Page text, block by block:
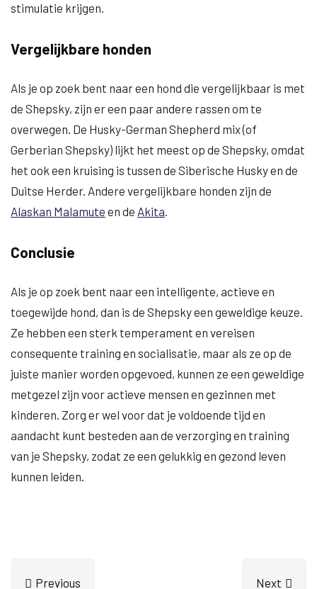
stimulatie krijgen.
Vergelijkbare honden
Als je op zoek bent naar een hond die vergelijkbaar is met
de Shepsky, zijn er een paar andere rassen om te
overwegen. De Husky-German Shepherd mix (of
Gerberian Shepsky) lijkt het meest op de Shepsky, omdat
het ook een kruising is tussen de Siberische Husky en de
Duitse Herder. Andere vergelijkbare honden zijn de
Alaskan Malamute en de Akita.
Conclusie
Als je op zoek bent naar een intelligente, actieve en
toegewijde hond, dan is de Shepsky een geweldige keuze.
Ze hebben een sterk temperament en vereisen
consequente training en socialisatie, maar als ze op de
juiste manier worden opgevoed, kunnen ze een geweldige
metgezel zijn voor actieve mensen en gezinnen met
kinderen. Zorg er wel voor dat je voldoende tijd en
aandacht kunt besteden aan de verzorging en training
van je Shepsky, zodat ze een gelukkig en gezond leven
kunnen leiden.
Previous Next